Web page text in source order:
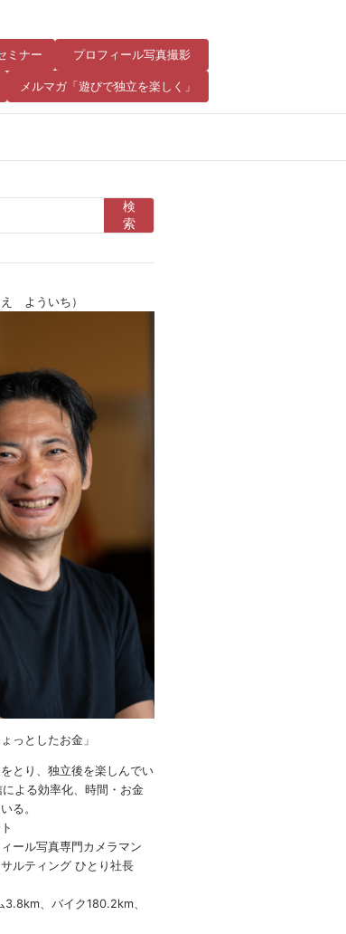
ミナー プロフィール写真撮影
メルマガ「遊びで独立を楽しく」
検
索
よういち）
っとしたお金」
とり、独立後を楽しんでい
よる効率化、時間・お金
る。
ール写真専門カメラマン
ルティング ひとり社長
3.8km、バイク180.2km、